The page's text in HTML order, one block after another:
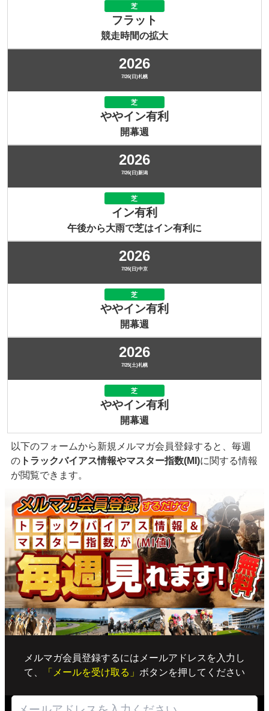
芝
フラット
競走時間の拡大
2026
7/26(日)札幌
芝
ややイン有利
開幕週
2026
7/26(日)新潟
芝
イン有利
午後から大雨で芝はイン有利に
2026
7/26(日)中京
芝
ややイン有利
開幕週
2026
7/25(土)札幌
芝
ややイン有利
開幕週
以下のフォームから新規メルマガ会員登録すると、毎週
の トラックバイアス情報やマスター指数(MI)に関する情報
が閲覧できます。
メルマガ会員登録するにはメールアドレスを入力し
て、
「メールを受け取る」 ボタンを押してください